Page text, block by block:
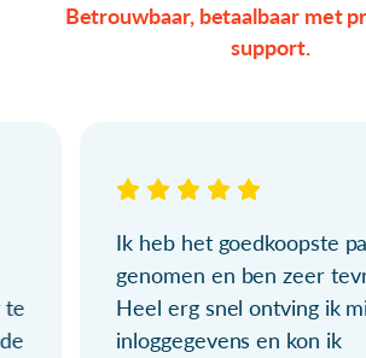
Betrouwbaar, betaalbaar met
support.
te
Ik heb het goedkoopste
genomen en ben zeer
Heel erg snel ontving ik
inloggegevens en kon ik